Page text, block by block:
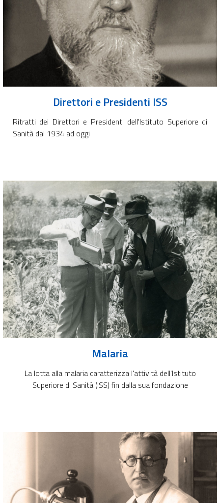
Direttori e Presidenti ISS
Ritratti dei Direttori e Presidenti dell'Istituto Superiore di
Sanità dal 1934 ad oggi
Malaria
La lotta alla malaria caratterizza l'attività dell'Istituto
Superiore di Sanità (ISS) fin dalla sua fondazione